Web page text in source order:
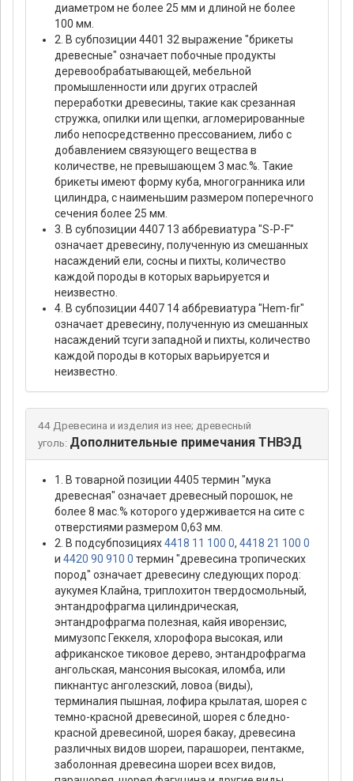
диаметром не более 25 мм и длиной не более
100 мм.
2. В субпозиции 4401 32 выражение "брикеты
древесные" означает побочные продукты
деревообрабатывающей, мебельной
промышленности или других отраслей
переработки древесины, такие как срезанная
стружка, опилки или щепки, агломерированные
либо непосредственно прессованием, либо с
добавлением связующего вещества в
количестве, не превышающем 3 мас.%. Такие
брикеты имеют форму куба, многогранника или
цилиндра, с наименьшим размером поперечного
сечения более 25 мм.
3. В субпозиции 4407 13 аббревиатура "S-P-F"
означает древесину, полученную из смешанных
насаждений ели, сосны и пихты, количество
каждой породы в которых варьируется и
неизвестно.
4. В субпозиции 4407 14 аббревиатура "Hem-fir"
означает древесину, полученную из смешанных
насаждений тсуги западной и пихты, количество
каждой породы в которых варьируется и
неизвестно.
44 Древесина и изделия из нее; древесный
уголь: Дополнительные примечания ТНВЭД
1. В товарной позиции 4405 термин "мука
древесная" означает древесный порошок, не
более 8 мас.% которого удерживается на сите с
отверстиями размером 0,63 мм.
2. В подсубпозициях4418 11 100 0, 4418 21 100 0
и 4420 90 910 0 термин "древесина тропических
пород" означает древесину следующих пород:
аукумея Клайна, триплохитон твердосмольный,
энтандрофрагма цилиндрическая,
энтандрофрагма полезная, кайя иворензис,
мимузопс Геккеля, хлорофора высокая, или
африканское тиковое дерево, энтандрофрагма
ангольская, мансония высокая, иломба, или
пикнантус анголезский, ловоа (виды),
терминалия пышная, лофира крылатая, шорея с
темно-красной древесиной, шорея с бледно-
красной древесиной, шорея бакау, древесина
различных видов шореи, парашореи, пентакме,
заболонная древесина шореи всех видов,